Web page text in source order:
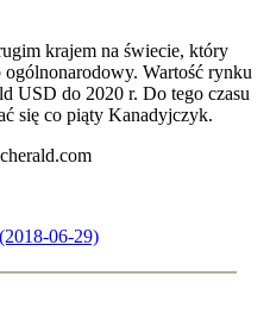
krajem na świecie, który
Wartość rynku
USD do 2020 r. Do tego czasu
się co piąty Kanadyjczyk.
06-29)